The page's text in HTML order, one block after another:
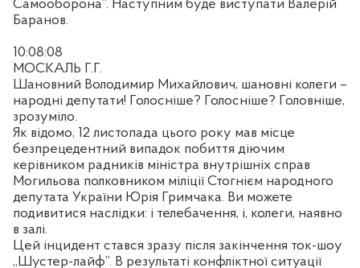
Самооборона”. Наступним буде виступати Валерій
Баранов.
10:08:08
МОСКАЛЬ Г.Г.
Шановний Володимир Михайлович, шановні колеги –
народні депутати! Голосніше? Голосніше? Головніше,
зрозуміло.
Як відомо, 12 листопада цього року мав місце
безпрецедентний випадок побиття діючим
керівником радників міністра внутрішніх справ
Могильова полковником міліції Стогнієм народного
депутата України Юрія Гримчака. Ви можете
подивитися наслідки: і телебачення, і, колеги, наявно
в залі.
Цей інцидент стався зразу після закінчення ток-шоу
„Шустер-лайф”. В результаті конфліктної ситуації